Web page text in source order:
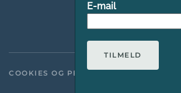
COOKIES OG PERSONDATAPOLITIK
E-mail
TILMELD